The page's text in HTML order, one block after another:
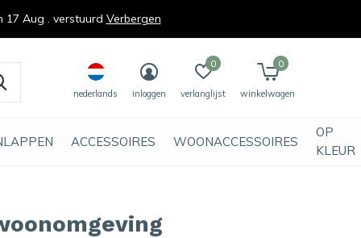
ACCESSOIRES WOONACCESSOIRES
OP
KLEUR
nederlands inloggen verlanglijst
0
winkelwagen
0
Aug . verstuurd Verbergen